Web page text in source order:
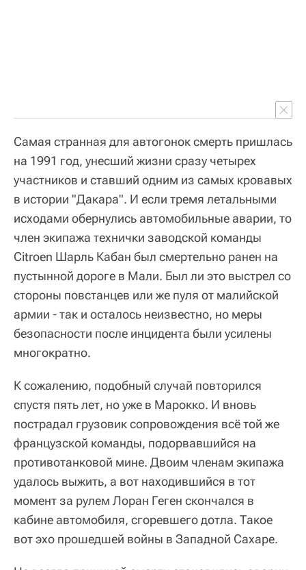
Самая странная для автогонок смерть пришлась
на 1991 год, унесший жизни сразу четырех
участников и ставший одним из самых кровавых
в истории "Дакара". И если тремя летальными
исходами обернулись автомобильные аварии, то
член экипажа технички заводской команды
Citroen Шарль Кабан был смертельно ранен на
пустынной дороге в Мали. Был ли это выстрел со
стороны повстанцев или же пуля от малийской
армии - так и осталось неизвестно, но меры
безопасности после инцидента были усилены
многократно.
К сожалению, подобный случай повторился
спустя пять лет, но уже в Марокко. И вновь
пострадал грузовик сопровождения всё той же
французской команды, подорвавшийся на
противотанковой мине. Двоим членам экипажа
удалось выжить, а вот находившийся в тот
момент за рулем Лоран Геген скончался в
кабине автомобиля, сгоревшего дотла. Такое
вот эхо прошедшей войны в Западной Сахаре.